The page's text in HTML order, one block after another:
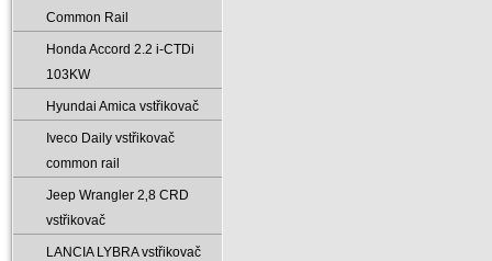
Common Rail
Honda Accord 2.2 i-CTDi
103KW
Hyundai Amica vstřikovač
Iveco Daily vstřikovač
common rail
Jeep Wrangler 2‚8 CRD
vstřikovač
LANCIA LYBRA vstřikovač